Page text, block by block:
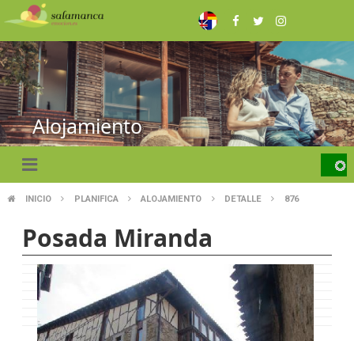
Skip
to
main
content
Alojamiento
INICIO PLANIFICA ALOJAMIENTO DETALLE 876
Posada Miranda